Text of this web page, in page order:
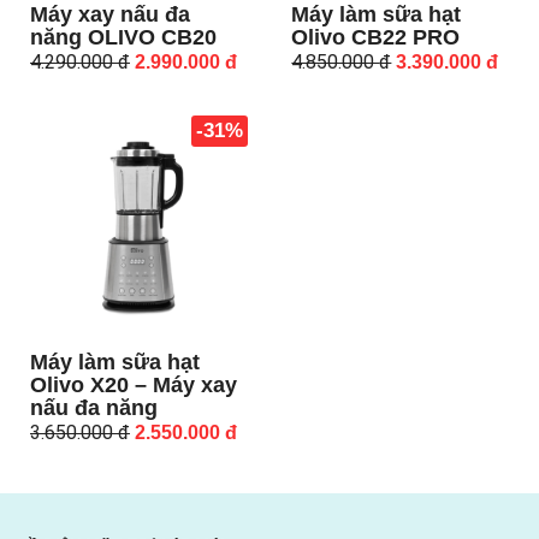
Máy xay nấu đa
năng OLIVO CB20
4.290.000đ 2.990.000 đ
Máy làm sữa hạt
Olivo CB22 PRO
4.850.000đ 3.390.000đ
-31%
Máy làm sữa hạt
Olivo X20 – Máy xay
nấu đa năng
3.650.000đ 2.550.000 đ